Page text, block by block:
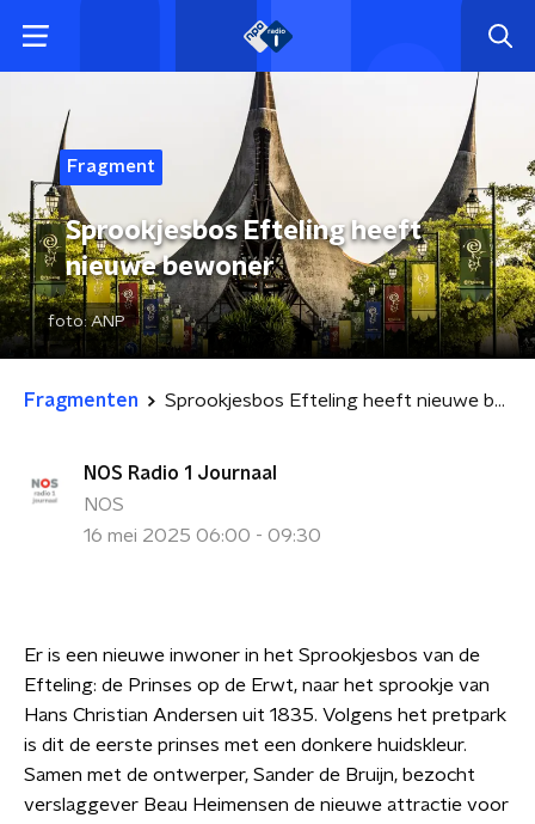
Fragment
Sprookjesbos Efteling heeft
nieuwe bewoner
foto:ANP
Fragmenten Sprookjesbos Efteling heeft nieuwe bewoner
NOS Radio 1 Journaal
NOS
16 mei 2025 06:00 - 09:30
Er is een nieuwe inwoner in het Sprookjesbos van de
Efteling: de Prinses op de Erwt, naar het sprookje van
Hans Christian Andersen uit 1835. Volgens het pretpark
is dit de eerste prinses met een donkere huidskleur.
Samen met de ontwerper, Sander de Bruijn, bezocht
verslaggever Beau Heimensen de nieuwe attractie voor